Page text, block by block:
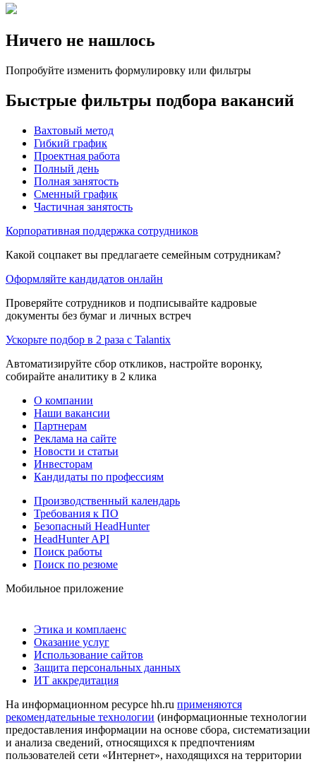
Ничего не нашлось
Попробуйте изменить формулировку или фильтры
Быстрые фильтры подбора вакансий
Вахтовый метод
Гибкий график
Проектная работа
Полный день
Полная занятость
Сменный график
Частичная занятость
Корпоративная поддержка сотрудников
Какой соцпакет вы предлагаете семейным сотрудникам?
Оформляйте кандидатов онлайн
Проверяйте сотрудников и подписывайте кадровые
документы без бумаг и личных встреч
Ускорьте подбор в 2 раза с Talantix
Автоматизируйте сбор откликов, настройте воронку,
собирайте аналитику в 2 клика
О компании
Наши вакансии
Партнерам
Реклама на сайте
Новости и статьи
Инвесторам
Кандидаты по профессиям
Производственный календарь
Требования к ПО
Безопасный HeadHunter
HeadHunter API
Поиск работы
Поиск по резюме
Мобильное приложение
Этика и комплаенс
Оказание услуг
Использование сайтов
Защита персональных данных
ИТ аккредитация
На информационном ресурсе hh.ru применяются
рекомендательные технологии (информационные технологии
предоставления информации на основе сбора, систематизации
и анализа сведений, относящихся к предпочтениям
пользователей сети «Интернет», находящихся на территории